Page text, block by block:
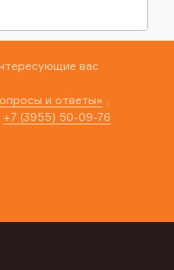
вас
и ответы»
+7 (3955) 50-09-76